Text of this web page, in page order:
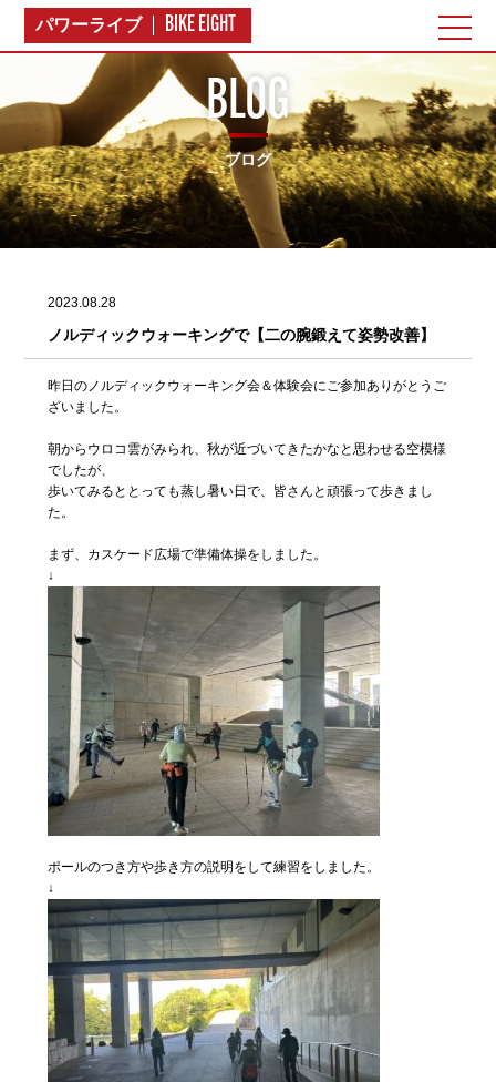
パワーライブ BIKE EIGHT
BLOG
ブログ
2023.08.28
ノルディックウォーキングで【二の腕鍛えて姿勢改善】
昨日のノルディックウォーキング会＆体験会にご参加ありがとうご
ざいました。
朝からウロコ雲がみられ、秋が近づいてきたかなと思わせる空模様
でしたが、
歩いてみるととっても蒸し暑い日で、皆さんと頑張って歩きまし
た。
まず、カスケード広場で準備体操をしました。
↓
ポールのつき方や歩き方の説明をして練習をしました。
↓